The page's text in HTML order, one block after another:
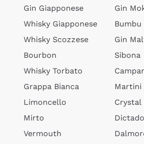
Gin Giapponese
Whisky Giapponese
Whisky Scozzese
Bourbon
Whisky Torbato
Grappa Bianca
Limoncello
Mirto
Vermouth
Gin
Bumbu
Gin
Sibona
Martini
Crystal